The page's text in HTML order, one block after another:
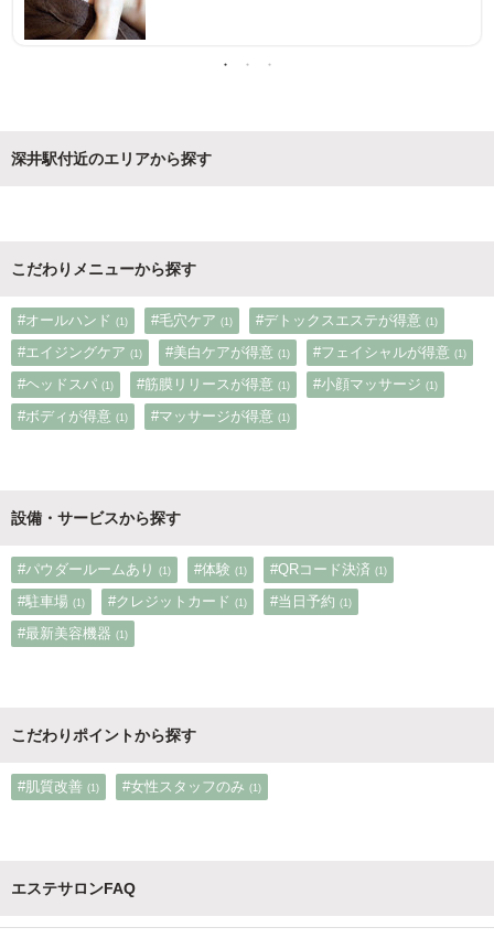
深井駅付近のエリアから探す
こだわりメニューから探す
#オールハンド (1) #毛穴ケア (1) #デトックスエステが得意 (1)
#エイジングケア (1) #美白ケアが得意 (1) #フェイシャルが得意 (1)
#ヘッドスパ (1) #筋膜リリースが得意 (1) #小顔マッサージ (1)
#ボディが得意 (1) #マッサージが得意 (1)
設備・サービスから探す
#パウダールームあり (1) #体験 (1) #QRコード決済 (1)
#駐車場 (1) #クレジットカード (1) #当日予約 (1)
#最新美容機器 (1)
こだわりポイントから探す
#肌質改善 (1) #女性スタッフのみ (1)
エステサロンFAQ